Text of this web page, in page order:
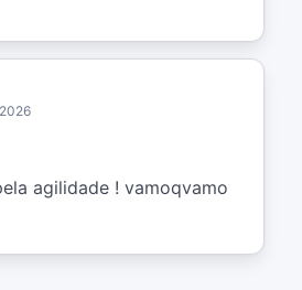
agilidade ! vamoqvamo